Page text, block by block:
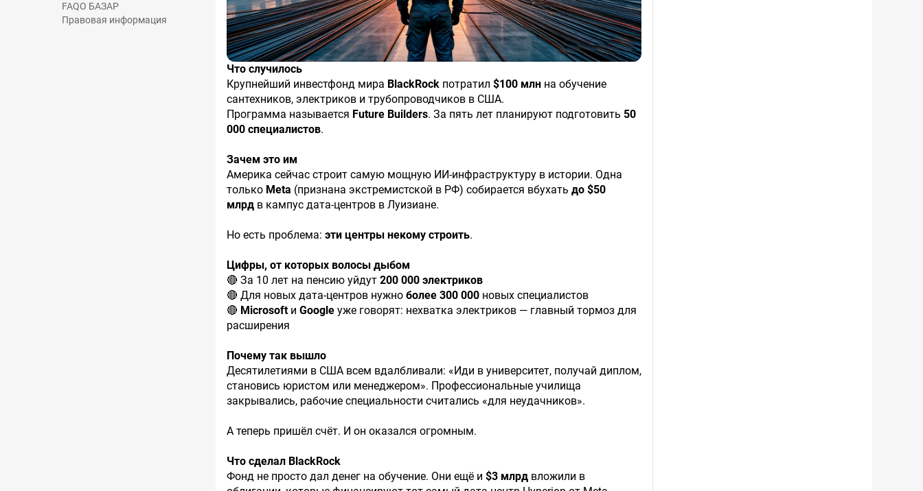
FAQО БАЗАР
Правовая информация
Что случилось
Крупнейший инвестфонд мира BlackRock потратил $100 млн на обучение
сантехников, электриков и трубопроводчиков в США.
Программа называется Future Builders. За пять лет планируют подготовить 50
000 специалистов.
Зачем это им
Америка сейчас строит самую мощную ИИ-инфраструктуру в истории. Одна
только Meta (признана экстремистской в РФ) собирается вбухать до $50
млрд в кампус дата-центров в Луизиане.
Но есть проблема: эти центры некому строить.
Цифры, от которых волосы дыбом
🔴 За 10 лет на пенсию уйдут 200 000 электриков
🔴 Для новых дата-центров нужно более 300 000 новых специалистов
🔴 Microsoftи Google уже говорят: нехватка электриков — главный тормоз для
расширения
Почему так вышло
Десятилетиями в США всем вдалбливали: «Иди в университет, получай диплом,
становись юристом или менеджером». Профессиональные училища
закрывались, рабочие специальности считались «для неудачников».
А теперь пришёл счёт. И он оказался огромным.
Что сделал BlackRock
Фонд не просто дал денег на обучение. Они ещё и $3 млрд вложили в